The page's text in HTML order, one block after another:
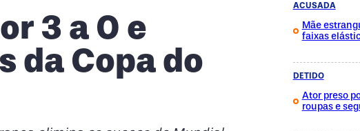
3 a 0 e
da Copa do
ACUSADA
Mãe
faixas
DETIDO
Ator preso
roupas e